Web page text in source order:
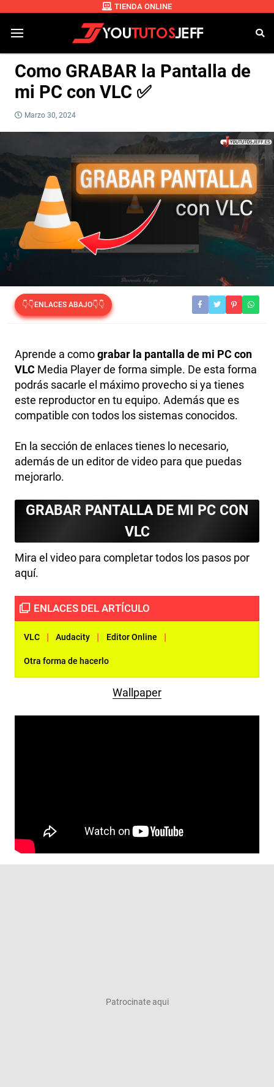
TIENDA ONLINE
Como GRABAR la Pantalla de
mi PC con VLC ✅
Marzo 30, 2024
👇👇ENLACES ABAJO👇👇
Aprende a comograbar la pantalla de mi PC con
VLC Media Player de forma simple. De esta forma
podrás sacarle el máximo provecho si ya tienes
este reproductor en tu equipo. Además que es
compatible con todos los sistemas conocidos.
En la sección de enlaces tienes lo necesario,
además de un editor de video para que puedas
mejorarlo.
GRABAR PANTALLA DE MI PC CON
VLC
Mira el video para completar todos los pasos por
aquí.
VLC | Audacity | Editor Online |
Otra forma de hacerlo
Wallpaper